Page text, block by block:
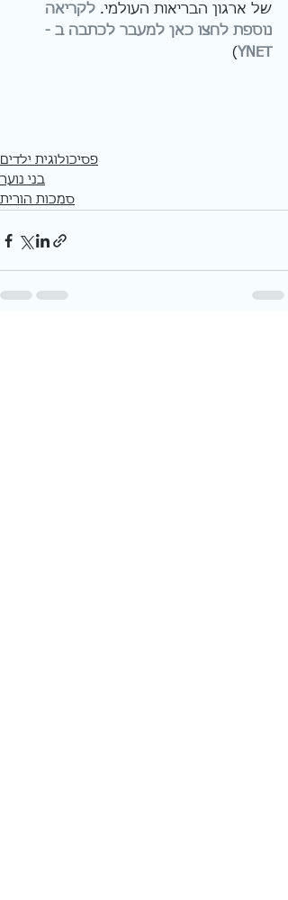
של ארגון הבריאות העולמי. לקריאה
נוספת לחצו כאן למעבר לכתבה ב -
YNET
)
פסיכולוגית ילדים
בני נוער
סמכות הורית